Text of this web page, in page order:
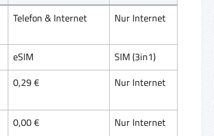
Telefon & Internet Nur Internet
eSIM
SIM (3in1)
0,29 € Nur Internet
0,00 € Nur Internet